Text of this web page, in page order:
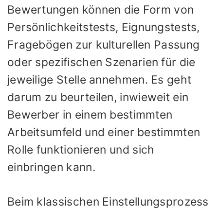
Bewertungen können die Form von
Persönlichkeitstests, Eignungstests,
Fragebögen zur kulturellen Passung
oder spezifischen Szenarien für die
jeweilige Stelle annehmen. Es geht
darum zu beurteilen, inwieweit ein
Bewerber in einem bestimmten
Arbeitsumfeld und einer bestimmten
Rolle funktionieren und sich
einbringen kann.
Beim klassischen Einstellungsprozess